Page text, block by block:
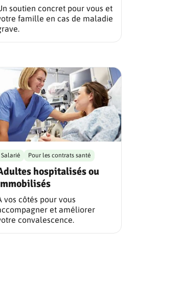
soutien concret pour vous et
famille en cas de maladie
hospitalisés ou
Salarié Pour les contrats santé
vos côtés pour vous
et améliorer
convalescence.